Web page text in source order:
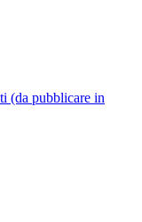
(da pubblicare in